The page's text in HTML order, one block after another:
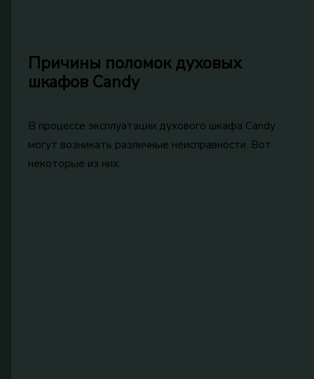
Причины поломок духовых
шкафов Candy
В процессе эксплуатации духового шкафа Candy
могут возникать различные неисправности. Вот
некоторые из них: